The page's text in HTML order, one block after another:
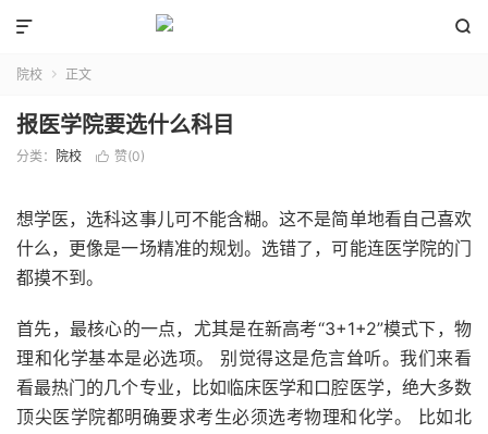


院校  正文
报医学院要选什么科目
分类： 院校  赞(0)
想学医，选科这事儿可不能含糊。这不是简单地看自己喜欢
什么，更像是一场精准的规划。选错了，可能连医学院的门
都摸不到。
首先，最核心的一点，尤其是在新高考“3+1+2”模式下，物
理和化学基本是必选项。 别觉得这是危言耸听。我们来看
看最热门的几个专业，比如临床医学和口腔医学，绝大多数
顶尖医学院都明确要求考生必须选考物理和化学。 比如北